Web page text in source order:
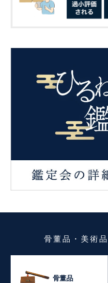
骨董品・美術品
骨董品